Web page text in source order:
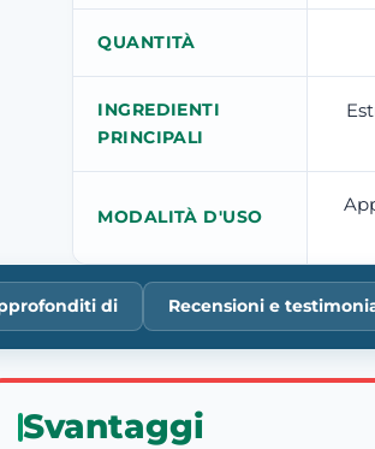
QUANTITÀ
INGREDIENTI
PRINCIPALI
MODALITÀ D'USO
di Recensioni e
Svantaggi